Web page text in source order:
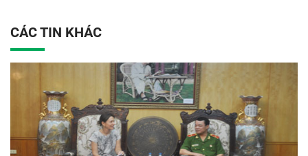
CÁC TIN KHÁC